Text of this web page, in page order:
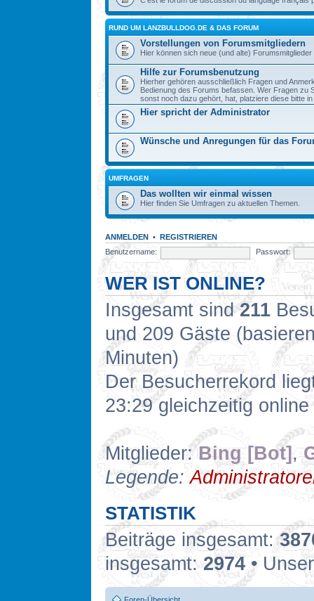
RUND UM LANZBULLDOG.DE & DAS FORUM
Vorstellungen von Forumsmitgliedern
Hier können sich neue (und alte)
Hilfe zur Forumsbenutzung
Hierher gehören ausschließlich Fragen und
Bedienung des Forums befassen. Wer Fragen zu
sonst noch dazu gehört, hat, platziere diese bitte
Hier spricht der Administrator
Wünsche und Anregungen für das
UMFRAGEN
Das wollten wir einmal wissen
Hier finden Sie Umfragen zu aktuellen Themen.
ANMELDEN • REGISTRIEREN
Benutzername:
Passwort:
WER IST ONLINE?
Insgesamt sind211
und 209 Gäste
Minuten)
Der Besucherrekord
23:29 gleichzeitig
Mitglieder:Bing [Bot],
Legende:
STATISTIK
Beiträge insgesamt:
insgesamt:2974 •